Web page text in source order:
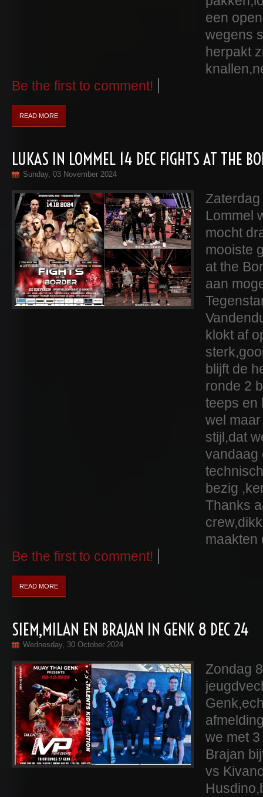
een
wegens
herpakt
Be the first to comment!
READ MORE
LUKAS IN LOMMEL 14 DEC FIGHTS AT THE
Sunday, 03 November 2024
Lommel
mocht
mooiste
at the
aan
klokt af
blijft de
ronde 2
teeps en
wel
stijl,dat
vandaag
bezig
Thanks
maakten
Be the first to comment!
READ MORE
SIEM,MILAN EN BRAJAN IN GENK 8 DEC 24
Wednesday, 30 October 2024
Zondag
we met
Brajan
vs